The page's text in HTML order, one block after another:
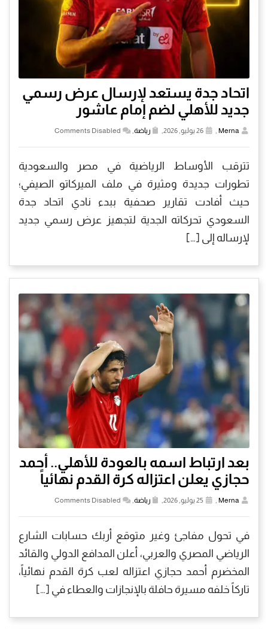
اتحاد جدة يستعد لإرسال عرض رسمي
جديد للأهلي لضم إمام عاشور
Merna
, رياضة,
Comments Disabled
تترقب الأوساط الرياضية في مصر والسعودية
تطورات جديدة ومثيرة في ملف الميركاتو الصيفي؛
حيث أفادت تقارير صحفية ببدء نادي اتحاد جدة
السعودي تحركاته الجدية لتجهيز عرض رسمي جديد
لإرساله إلى […]
بعد ارتباط اسمه بالعودة للأهلي.. أحمد
حجازي يعلن اعتزاله كرة القدم نهائياً
Merna رياضة Comments Disabled
في تحول مفاجئ وغير متوقع أربك حسابات الشارع
الرياضي المصري والعربي، أعلن المدافع الدولي والقائد
المخضرم أحمد حجازي اعتزاله لعب كرة القدم نهائياً،
تاركاً خلفه مسيرة حافلة بالإنجازات والعطاء في […]